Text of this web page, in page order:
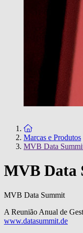
To the homepage
Marcas e Produtos
MVB Data
MVB Data
MVB Data Summit
A Reunião Anual de
www.datasummit.de